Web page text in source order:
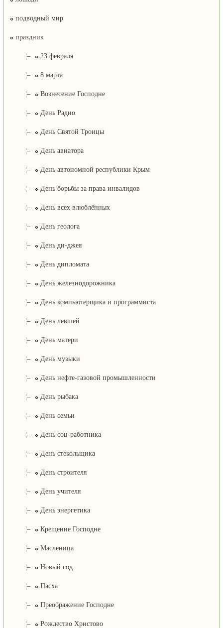
подводный мир
праздник
¦– 23 февраля
¦– 8 марта
¦– Вознесение Господне
¦– День Радио
¦– День Святой Троицы
¦– День авиатора
¦– День автономной республики Крым
¦– День борьбы за права инвалидов
¦– День всех влюблённых
¦– День геолога
¦– День ди-джея
¦– День дипломата
¦– День железнодорожника
¦– День компьютерщика и программиста
¦– День левшей
¦– День матери
¦– День музыки
¦– День нефте-газовой промышленности
¦– День рыбака
¦– День семьи
¦– День соц-работника
¦– День стекольщика
¦– День строителя
¦– День учителя
¦– День энергетика
¦– Крещение Господне
¦– Масленица
¦– Новый год
¦– Пасха
¦– Преображение Господне
¦– Рождество Христово